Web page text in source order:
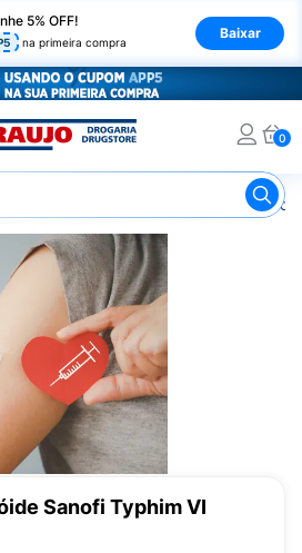
5% OFF!
na primeira compra
Baixar
0
Vacina de Febre
Sanofi Typhim VI